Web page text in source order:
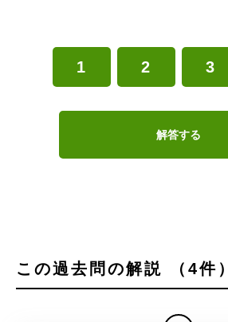
1 2 3
解答する
この過去問の解説 （4件）